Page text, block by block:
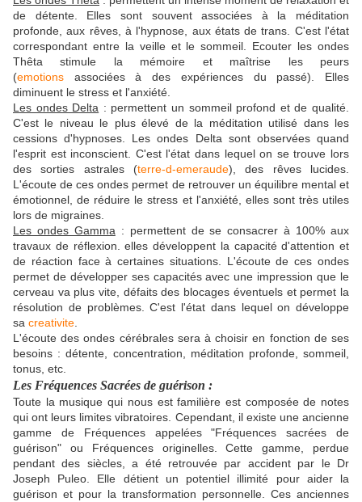
de détente. Elles sont souvent associées à la méditation
profonde, aux rêves, à l'hypnose, aux états de trans. C'est l'état
correspondant entre la veille et le sommeil. Ecouter les ondes
Thêta stimule la mémoire et maîtrise les peurs
(emotions associées à des expériences du passé). Elles
diminuent le stress et l'anxiété.
Les ondes Delta : permettent un sommeil profond et de qualité.
C'est le niveau le plus élevé de la méditation utilisé dans les
cessions d'hypnoses. Les ondes Delta sont observées quand
l'esprit est inconscient. C'est l'état dans lequel on se trouve lors
des sorties astrales (terre-d-emeraude), des rêves lucides.
L'écoute de ces ondes permet de retrouver un équilibre mental et
émotionnel, de réduire le stress et l'anxiété, elles sont très utiles
lors de migraines.
Les ondes Gamma : permettent de se consacrer à 100% aux
travaux de réflexion. elles développent la capacité d'attention et
de réaction face à certaines situations. L'écoute de ces ondes
permet de développer ses capacités avec une impression que le
cerveau va plus vite, défaits des blocages éventuels et permet la
résolution de problèmes. C'est l'état dans lequel on développe
sa creativite
L'écoute des ondes cérébrales sera à choisir en fonction de ses
besoins : détente, concentration, méditation profonde, sommeil,
tonus, etc.
Les Fréquences Sacrées de guérison :
Toute la musique qui nous est familière est composée de notes
qui ont leurs limites vibratoires. Cependant, il existe une ancienne
gamme de Fréquences appelées "Fréquences sacrées de
guérison" ou Fréquences originelles. Cette gamme, perdue
pendant des siècles, a été retrouvée par accident par le Dr
Joseph Puleo. Elle détient un potentiel illimité pour aider la
guérison et pour la transformation personnelle. Ces anciennes